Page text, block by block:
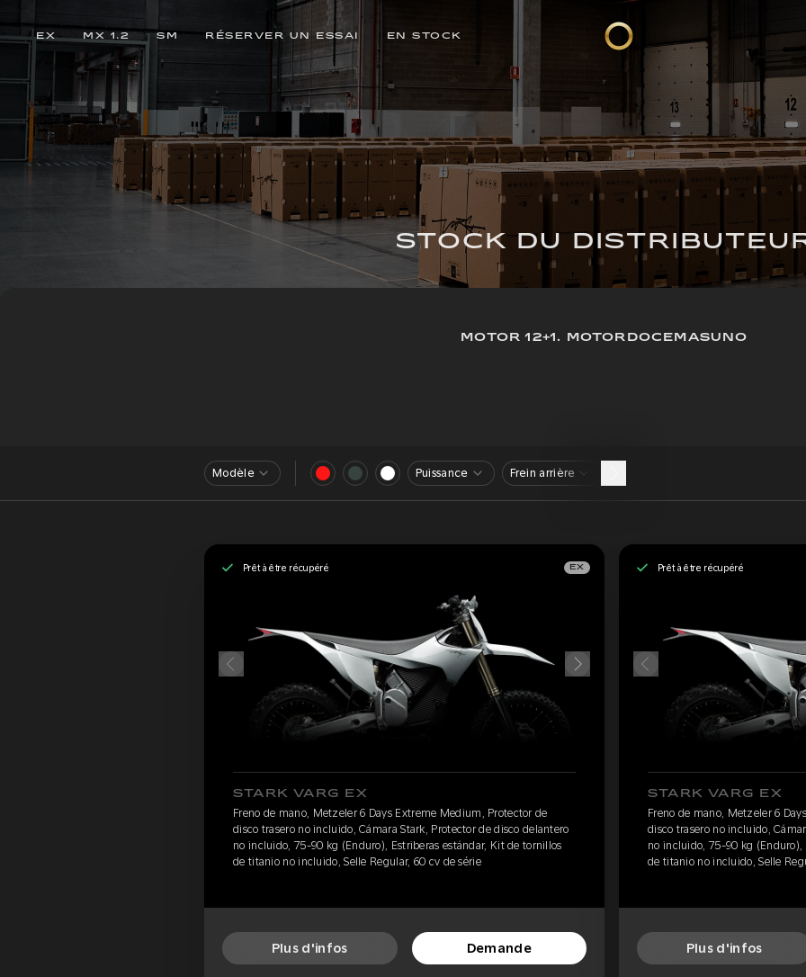
EX MX 1.2 SM RÉSERVER UN ESSAI EN STOCK
STOCK DU
MOTOR 12+1. MOTORDOCEMASUNO
Modèle Puissance Frein arrière
Prêt à être récupéré EX
STARK VARG EX
Freno de mano, Metzeler 6 Days Extreme Medium, Protector de
disco trasero no incluido, Cámara Stark, Protector de disco delantero
no incluido, 75-90 kg (Enduro), Estriberas estándar, Kit de tornillos
de titanio no incluido, Selle Regular, 60 cv de série
Plus d'infos Demande
Prêt à être récupéré
STARK VARG EX
Freno de mano, Metzeler 6
disco trasero no incluido,
no incluido, 75-90 kg
de titanio no incluido, Selle
Plus d'infos